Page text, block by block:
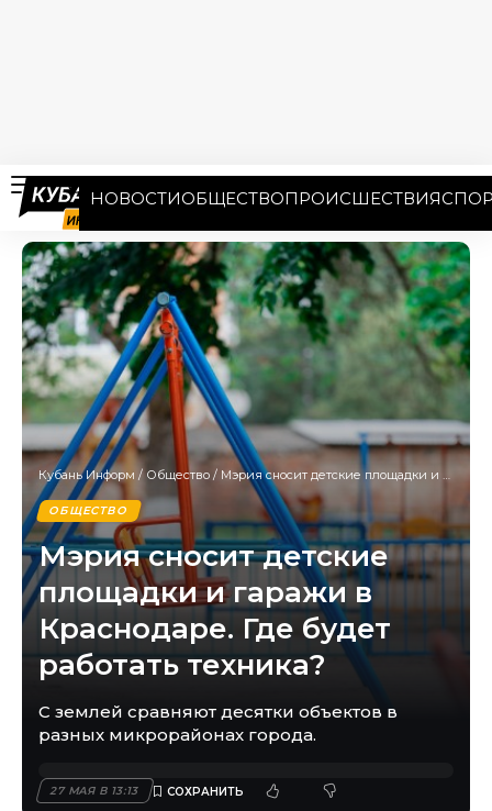
НОВОСТИОБЩЕСТВОПРОИСШЕСТВИЯ
Кубань Информ / Общество / Мэрия сносит детские площадки и гаражи в Краснодаре. Где будет работать техника?
ОБЩЕСТВО
Мэрия сносит детские
площадки и гаражи в
Краснодаре. Где будет
работать техника?
С землей сравняют десятки объектов в
разных микрорайонах города.
27 МАЯ В 13:13